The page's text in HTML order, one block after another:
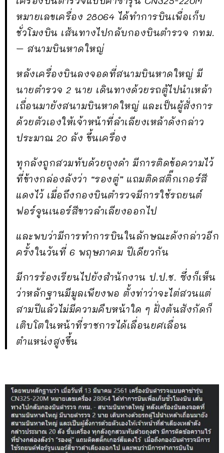
หมายเลขเครื่อง 28064 ได้ทำการบินเพื่อเก็บ
ชั่วโมงบิน เส้นทางไปกลับกองบินตำรวจ กทม.
– สนามบินหาดใหญ่
หลังเครื่องบินลงจอดที่สนามบินหาดใหญ่ มี
นายตำรวจ 2 นาย เดินทางด้วยรถตู้ไปนำเหล้า
เถื่อนมายังสนามบินหาดใหญ่ และเป็นผู้สั่งการ
ด้วยตัวเองให้เจ้าหน้าที่ลำเลียงเหล้าดังกล่าว
ประมาณ 20 ลัง ขึ้นเครื่อง
ทุกลังถูกสวมทับด้วยถุงดำ มีการติดข้อความไว้
ที่ข้างกล่องลังว่า “รองตู่” แถมติดสติ๊กเกอร์สี
แดงไว้ เมื่อถึงกองบินตำรวจมีการใช้รถยนต์
ฟอร์จูนเนอร์สีขาวลำเลียงออกไป
และพบว่ามีการทำการบินในลักษณะดังกล่าวอีก
ครั้งในวันที่ 6 พฤษภาคม ปีเดียวกัน
มีการร้องเรียนไปยังสำนักงาน ป.ป.ช. ซึ่งก็เห็น
ว่าหลักฐานมีมูลเพียงพอ ตั้งท่าว่าจะไต่สวนแต่
สามปีแล้วไม่มีความคืบหน้าใด ๆ ฝั่งต้นสังกัดก็
เติบโตในหน้าที่ราชการได้เลื่อนยศเลื่อน
ตำแหน่งสูงขึ้น